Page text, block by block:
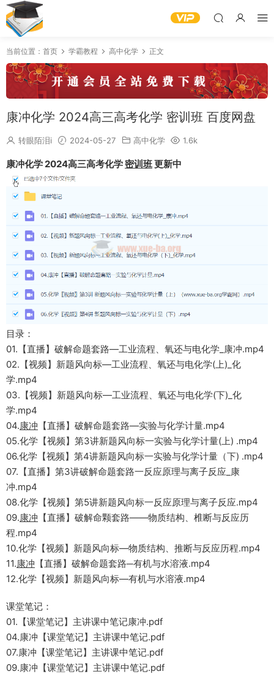
当前位置： 首页 学霸教程 高中化学 正文
康冲化学 2024高三高考化学 密训班 百度网盘
转眼陌泪i 2024-05-27 高中化学 1.6k
康冲化学 2024高三高考化学密训班更新中
目录：
01.【直播】破解命题套路—工业流程、氧还与电化学_康冲.mp4
02.【视频】新题风向标—工业流程、氧还与电化学(上)_化
学.mp4
03.【视频】新题风向标—工业流程、氧还与电化学(下)_化
学.mp4
04.康冲 【直播】破解命题套路—实验与化学计量.mp4
05.化学【视频】第3讲新题风向标一实验与化学计量(上) .mp4
06.化学【视频】第4讲新题风向标一实验与化学计量（下) .mp4
07.【直播】第3讲破解命题套路一反应原理与离子反应_康
冲.mp4
08.化学【视频】第5讲新题风向标一反应原理与离子反应.mp4
09.康冲 【直播】破解命颗套路——物质结构、椎断与反应历
程.mp4
10.化学【视频】新题风向标—物质结构、推断与反应历程.mp4
11.康冲 【直播】破解命题套路─有机与水溶液.mp4
12.化学【视频】新题风向标—有机与水溶液.mp4
课堂笔记：
01.【课堂笔记】主讲课中笔记康冲.pdf
04.康冲【课堂笔记】主讲课中笔记.pdf
07.康冲【课堂笔记】主讲课中笔记.pdf
09.康冲【课堂笔记】主讲课中笔记.pdf